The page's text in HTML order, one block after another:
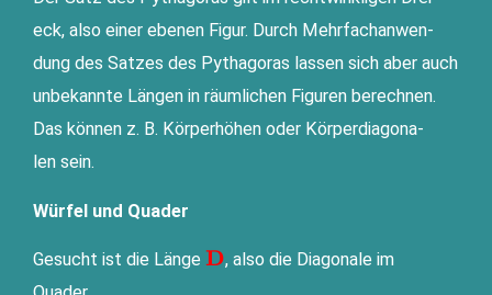
eck, also einer ebe­nen Figur. Durch Mehr­fach­an­wen­
dung des Sat­zes des Pytha­go­ras las­sen sich aber auch
unbe­kann­te Län­gen in räum­li­chen Figu­ren berech­nen.
Das kön­nen z. B. Kör­per­hö­hen oder Kör­per­dia­go­na­
len sein.
Würfel und Quader
Gesucht ist die Län­ge \mathbf{\color{#ff0000}D}
D, also die Dia­go­na­le im